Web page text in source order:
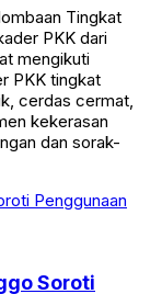
Tingkat
PKK dari
mengikuti
PKK tingkat
cerdas cermat,
kekerasan
dan sorak-
Soroti